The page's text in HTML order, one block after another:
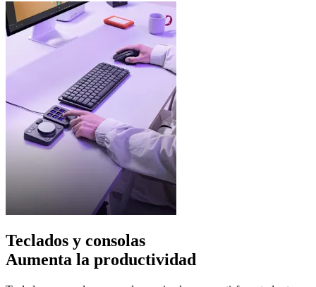
Teclados y consolas
Aumenta la productividad